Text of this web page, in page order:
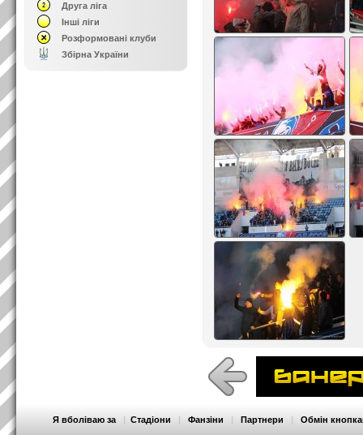
Друга ліга
Інші ліги
Розформовані клуби
Збірна України
Я вболіваю за | Стадіони | Фанзіни | Партнери | Обмін